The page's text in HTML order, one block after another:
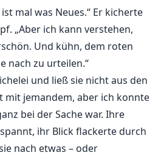
mal was Neues.“ Er kicherte
„Aber ich kann verstehen,
Und kühn, dem roten
nach zu urteilen.“
und ließ sie nicht aus den
mit jemandem, aber ich konnte
bei der Sache war. Ihre
ihr Blick flackerte durch
nach etwas – oder